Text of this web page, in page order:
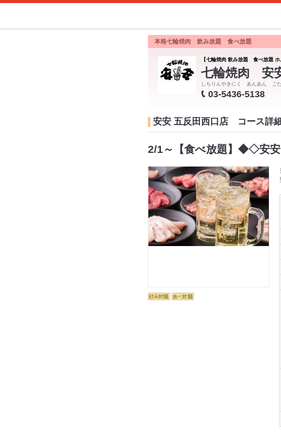
本格七輪焼肉 飲み放題 食べ放題
【七輪焼肉 飲み放題 食べ放題 ホ
七輪焼肉 安
しちりんやきにく あんあん ごた
03-5436-5138
安安 五反田西口店 コース詳
2/1～【食べ放題】◆◇安